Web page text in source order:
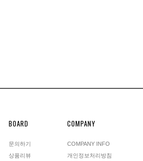
BOARD
문의하기
상품리뷰
COMPANY
COMPANY INFO
개인정보처리방침